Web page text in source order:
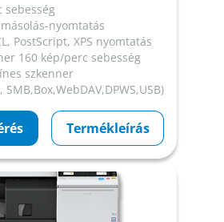
sebesség
nyomtatás
PostScript, XPS nyomtatás
160 kép/perc sebesség
szkenner
SMB,Box,WebDAV,DPWS,USB)
Termékleírás